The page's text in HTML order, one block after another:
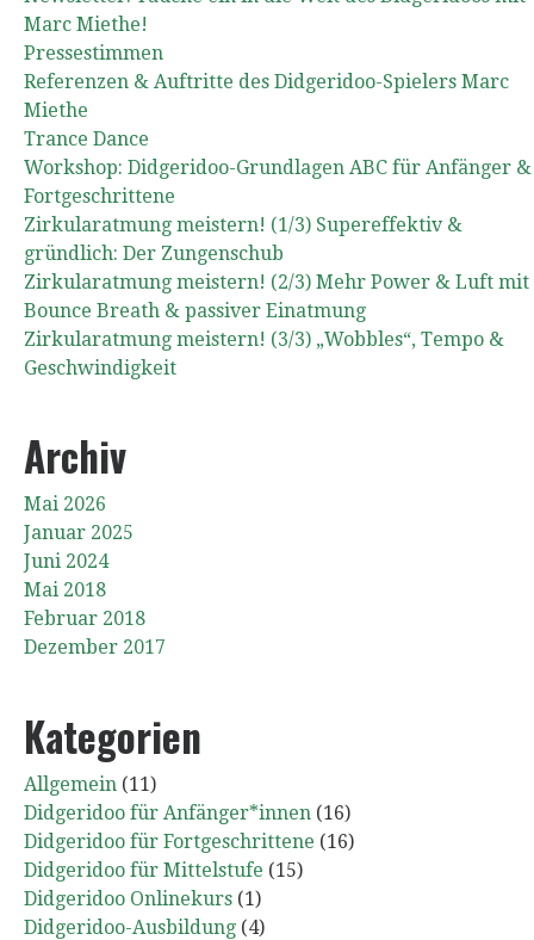
Marc Miethe!
Pressestimmen
Referenzen & Auftritte des Didgeridoo-Spielers Marc
Miethe
Trance Dance
Workshop: Didgeridoo-Grundlagen ABC für Anfänger &
Fortgeschrittene
Zirkularatmung meistern! (1/3) Supereffektiv &
gründlich: Der Zungenschub
Zirkularatmung meistern! (2/3) Mehr Power & Luft mit
Bounce Breath & passiver Einatmung
Zirkularatmung meistern! (3/3) „Wobbles“, Tempo &
Geschwindigkeit
Archiv
Mai 2026
Januar 2025
Juni 2024
Mai 2018
Februar 2018
Dezember 2017
Kategorien
Allgemein (11)
Didgeridoo für Anfänger*innen (16)
Didgeridoo für Fortgeschrittene (16)
Didgeridoo für Mittelstufe (15)
Didgeridoo Onlinekurs (1)
Didgeridoo-Ausbildung (4)